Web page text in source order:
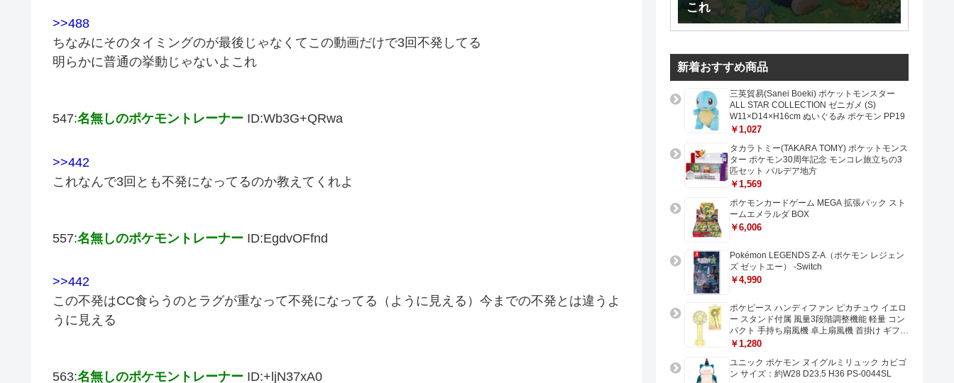
>>488
ちなみにそのタイミングのが最後じゃなくてこの動画だけで3回不発してる
明らかに普通の挙動じゃないよこれ
547:名無しのポケモントレーナー ID:Wb3G+QRwa
>>442
これなんで3回とも不発になってるのか教えてくれよ
557:名無しのポケモントレーナー ID:EgdvOFfnd
>>442
この不発はCC食らうのとラグが重なって不発になってる（ように見える）今までの不発とは違うよ
うに見える
563:名無しのポケモントレーナー ID:+ljN37xA0
これ
新着おすすめ商品
三英貿易(Sanei Boeki) ポケットモンスター
ALL STAR COLLECTION ゼニガメ (S)
W11×D14×H16cm ぬいぐるみ ポケモン PP19
￥1,027
タカラトミー(TAKARA TOMY) ポケットモンス
ター ポケモン30周年記念 モンコレ旅立ちの3
匹セット パルデア地方
￥1,569
ポケモンカードゲーム MEGA 拡張パック スト
ームエメラルダ BOX
￥6,006
Pokémon LEGENDS Z-A（ポケモン レジェン
ズ ゼットエー） -Switch
￥4,990
ポケピース ハンディファン ピカチュウ イエロ
ー スタンド付属 風量3段階調整機能 軽量 コン
パクト 手持ち扇風機 卓上扇風機 首掛け ギフト
プレゼントに最適 USB充電 Type-C対応
￥1,280
ユニック ポケモン ヌイグルミリュック カビゴ
ン サイズ：約W28 D23.5 H36 PS-0044SL